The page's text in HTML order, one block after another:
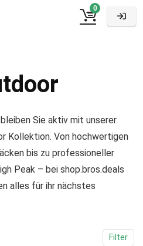
0
Sie aktiv mit unserer
Kollektion. Von hochwertigen
bis zu professioneller
Peak – bei shop.bros.deals
alles für ihr nächstes
Filter